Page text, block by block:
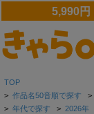
5,990円
TOP
> 作品名50音順で探す >
> 年代で探す > 2026年